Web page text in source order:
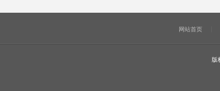
网站首页
版